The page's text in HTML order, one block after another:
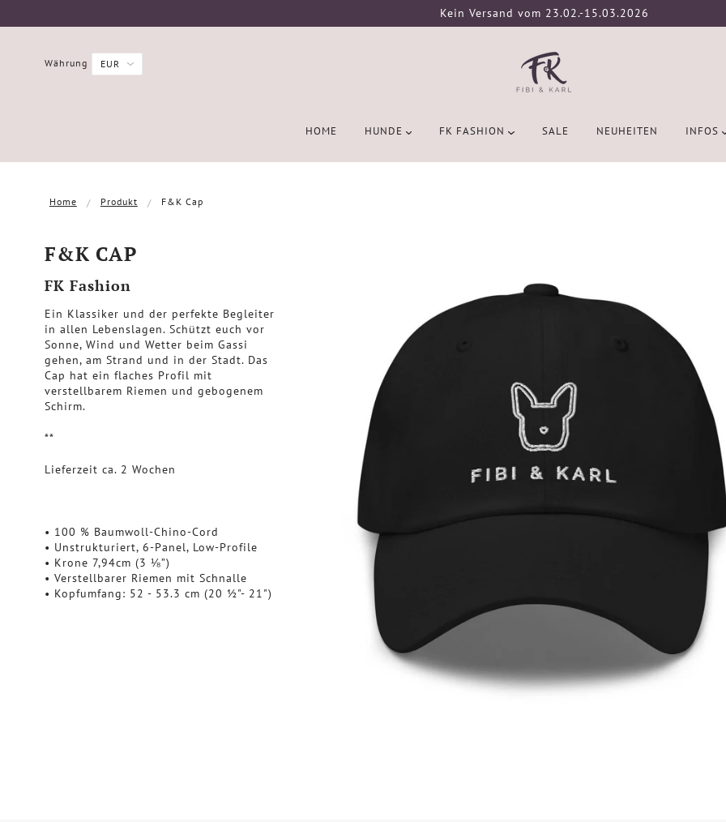
Kein Versand vom 23.02.-15.03.2026
Währung
HOME HUNDE FK FASHION SALE NEUHEITEN INFOS
Home Produkt F&K Cap
F&K CAP
FK Fashion
Ein Klassiker und der perfekte Begleiter
in allen Lebenslagen. Schützt euch vor
Sonne, Wind und Wetter beim Gassi
gehen, am Strand und in der Stadt. Das
Cap hat ein flaches Profil mit
verstellbarem Riemen und gebogenem
Schirm.
**
Lieferzeit ca. 2 Wochen
• 100 % Baumwoll-Chino-Cord
• Unstrukturiert, 6-Panel, Low-Profile
• Krone 7,94cm (3 ⅛”)
• Verstellbarer Riemen mit Schnalle
• Kopfumfang: 52 - 53.3 cm (20 ½"- 21")